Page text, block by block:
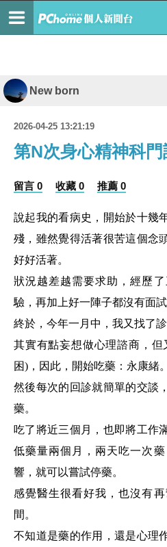
New born
2026-04-25 13:21:19
第N次身心精神科門
留言 0 收藏 0 推薦 0
說起我的看病史，開始於十幾
殘，雖然覺得活著很苦這個念
好好活著。
狀況越差越需要求助，經歷
驗，再加上好一陣子都沒有面試
終於，今年一月中，我又找了診
其實有點妄想做心理諮商，
困)，因此，開始吃藥：永康緒。
然後每次的回診就簡單的交談
藥。
吃了將近三個月，也即將工作
低藥量兩個月，兩天吃一次
響，就可以嘗試停藥。
感覺醫生很看好我，也沒有
間。
不知道是藥的作用，還是心理